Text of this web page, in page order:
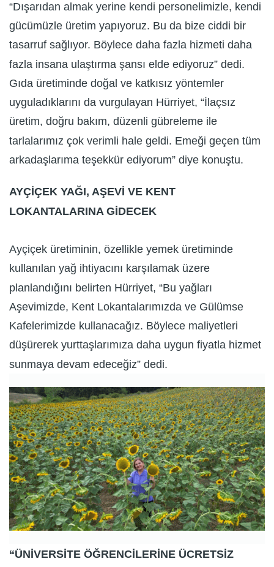
“Dışarıdan almak yerine kendi personelimizle, kendi
gücümüzle üretim yapıyoruz. Bu da bize ciddi bir
tasarruf sağlıyor. Böylece daha fazla hizmeti daha
fazla insana ulaştırma şansı elde ediyoruz” dedi.
Gıda üretiminde doğal ve katkısız yöntemler
uyguladıklarını da vurgulayan Hürriyet, “İlaçsız
üretim, doğru bakım, düzenli gübreleme ile
tarlalarımız çok verimli hale geldi. Emeği geçen tüm
arkadaşlarıma teşekkür ediyorum” diye konuştu.
AYÇİÇEK YAĞI, AŞEVİ VE KENT
LOKANTALARINA GİDECEK
Ayçiçek üretiminin, özellikle yemek üretiminde
kullanılan yağ ihtiyacını karşılamak üzere
planlandığını belirten Hürriyet, “Bu yağları
Aşevimizde, Kent Lokantalarımızda ve Gülümse
Kafelerimizde kullanacağız. Böylece maliyetleri
düşürerek yurttaşlarımıza daha uygun fiyatla hizmet
sunmaya devam edeceğiz” dedi.
“ÜNİVERSİTE ÖĞRENCİLERİNE ÜCRETSİZ